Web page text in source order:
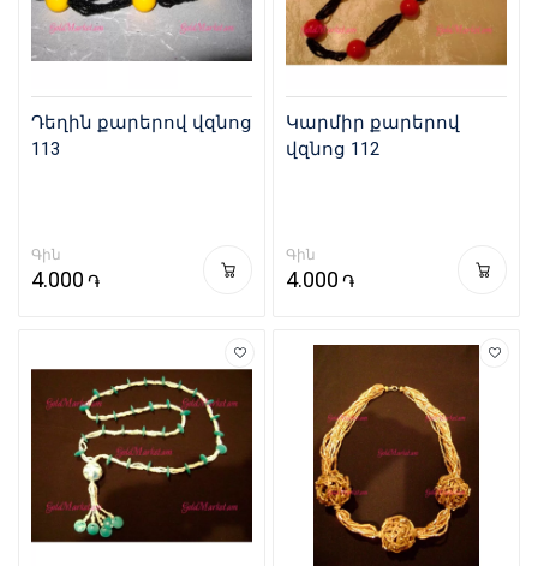
Դեղին քարերով վզնոց
113
Գին
4.000 ֏
Կարմիր քարերով
վզնոց 112
Գին
4.000 ֏